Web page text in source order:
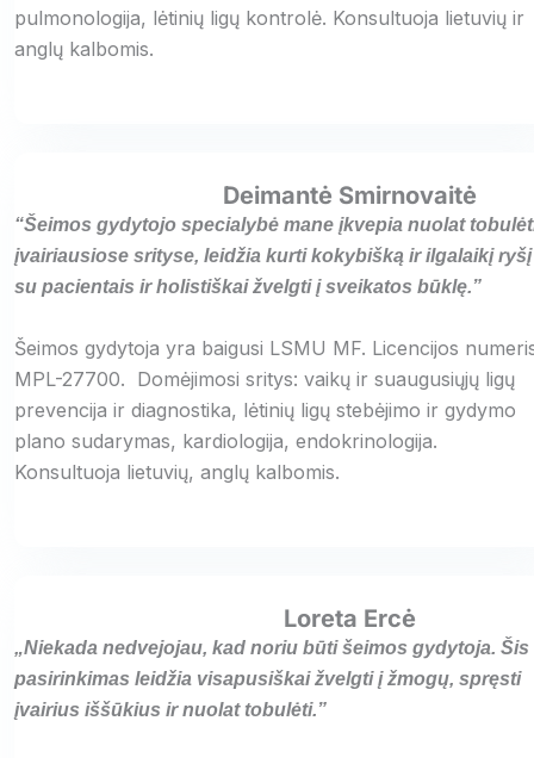
pulmonologija, lėtinių ligų kontrolė. Konsultuoja lietuvių ir
anglų kalbomis.
Deimantė Smirnovaitė
“Šeimos gydytojo specialybė mane įkvepia nuolat
įvairiausiose srityse, leidžia kurti kokybišką ir ilgalaikį ryšį
su pacientais ir holistiškai žvelgti į sveikatos būklę.”
Šeimos gydytoja yra baigusi LSMU MF. Licencijos
MPL-27700. Domėjimosi sritys: vaikų ir suaugusiųjų ligų
prevencija ir diagnostika, lėtinių ligų stebėjimo ir gydymo
plano sudarymas, kardiologija, endokrinologija.
Konsultuoja lietuvių, anglų kalbomis.
Loreta Ercė
„Niekada nedvejojau, kad noriu būti šeimos gydytoja. Šis
pasirinkimas leidžia visapusiškai žvelgti į žmogų, spręsti
įvairius iššūkius ir nuolat tobulėti.”